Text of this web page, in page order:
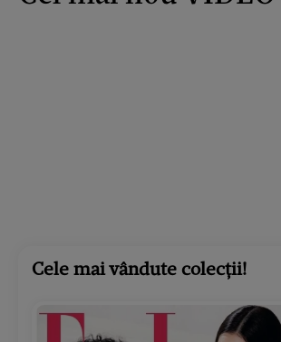
Cele mai vândute colecții!